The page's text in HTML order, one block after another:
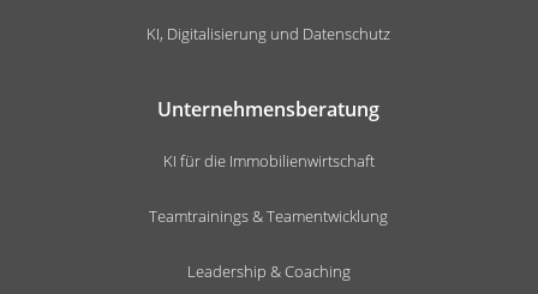
KI, Digitalisierung und Datenschutz
Unternehmensberatung
KI für die Immobilienwirtschaft
Teamtrainings & Teamentwicklung
Leadership & Coaching